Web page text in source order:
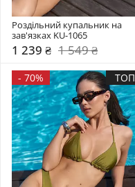
Роздільний купальник на
зав'язках KU-1065
1 239 ₴ 1 549 ₴
- 70% ТОП